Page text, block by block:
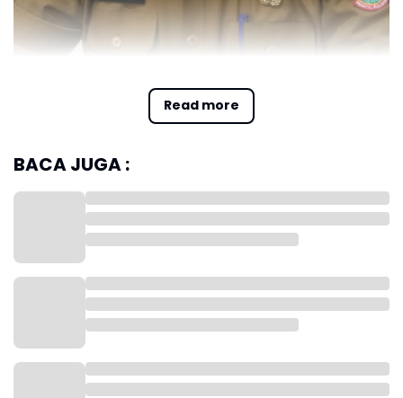
Read more
Foto: Rohman
"Ada program asuransi pertanian yang disiapkan untuk petani.
Jadi jika mereka mengalami gagal panen, misalnya, bisa
Pertanian dan Ketahanan Pangan Karawang Rohman, di
Karawang, Minggu.
BACA JUGA :